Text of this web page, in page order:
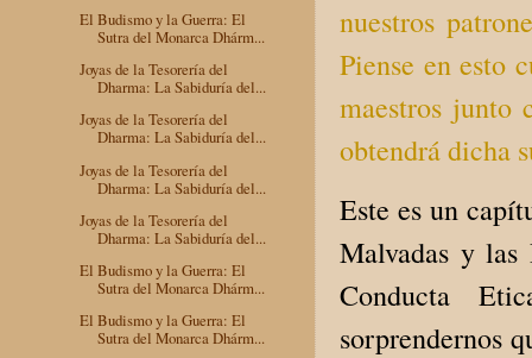
nuestros
Piense en esto
maestros junto
obtendrá dicha
Este es un
Malvadas y las
Conducta
sorprendernos
El Budismo y la Guerra: El
Sutra del Monarca Dhárm...
Joyas de la Tesorería del
Dharma: La Sabiduría del...
Joyas de la Tesorería del
Dharma: La Sabiduría del...
Joyas de la Tesorería del
Dharma: La Sabiduría del...
Joyas de la Tesorería del
Dharma: La Sabiduría del...
El Budismo y la Guerra: El
Sutra del Monarca Dhárm...
El Budismo y la Guerra: El
Sutra del Monarca Dhárm...